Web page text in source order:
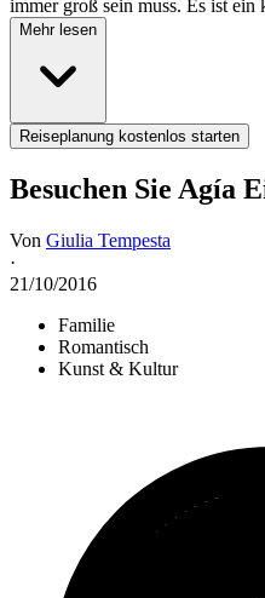
immer groß sein muss. Es ist
Mehr lesen
Reiseplanung kostenlos starten
Besuchen Sie Agía
Von Giulia Tempesta
·
21/10/2016
Familie
Romantisch
Kunst & Kultur